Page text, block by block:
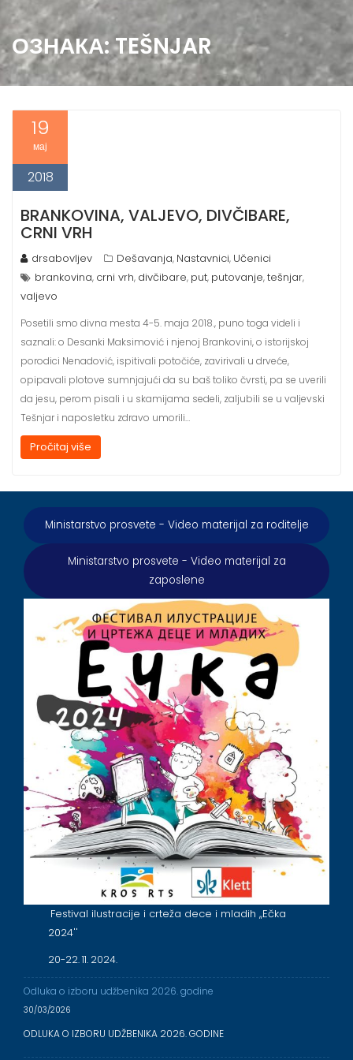
ОЗНАКА:TEŠNJAR
19
мај
2018
BRANKOVINA, VALJEVO, DIVČIBARE,
CRNI VRH
drsabovljev Dešavanja, Nastavnici, Učenici
brankovina, crni vrh, divčibare, put, putovanje,tešnjar,
valjevo
Posetili smo divna mesta 4-5. maja 2018., puno toga videli i
saznali: o Desanki Maksimović i njenoj Brankovini, o istorijskoj
porodici Nenadović, ispitivali potočiće, zavirivali u drveće,
opipavali plotove sumnjajući da su baš toliko čvrsti, pa se uverili
da jesu, perom pisali i u skamijama sedeli, zaljubili se u valjevski
Tešnjar i naposletku zdravo umorili…
Pročitaj više
Ministarstvo prosvete - Video materijal za roditelje
Ministarstvo prosvete - Video materijal za
zaposlene
Festival ilustracije i crteža dece i mladih ,,Ečka
2024''
20-22. 11. 2024.
Odluka o izboru udžbenika 2026. godine
30/03/2026
ODLUKA O IZBORU UDŽBENIKA 2026. GODINE